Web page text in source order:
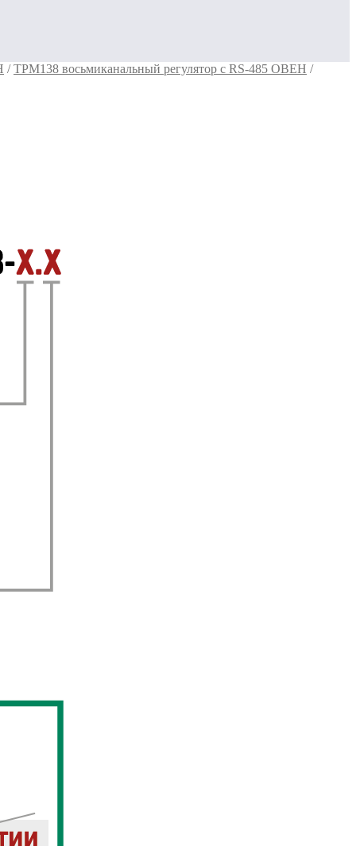
/ТРМ138 восьмиканальный регулятор с RS-485 ОВЕН /